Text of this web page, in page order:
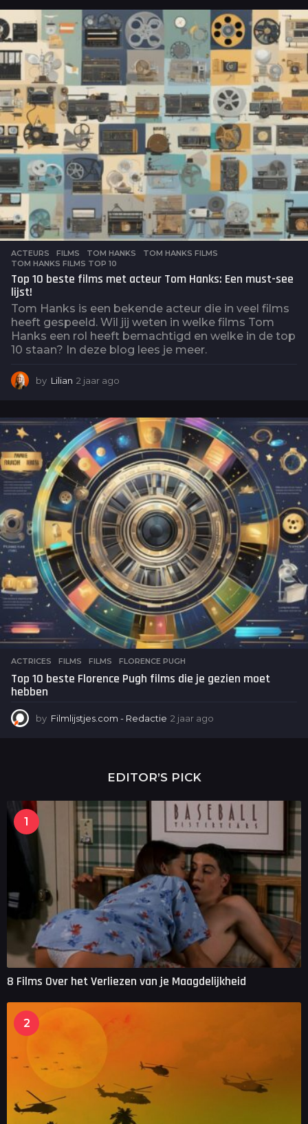
a
r
a
g
ACTEURS ,FILMS TOM HANKS ,TOM HANKS FILMS
TOM HANKS FILMS TOP 10
Top 10 beste films met acteur Tom Hanks: Een must-see
lijst!
Tom Hanks is een bekende acteur die in veel films
heeft gespeeld. Wil jij weten in welke films Tom
Hanks een rol heeft bemachtigd en welke in de top
10 staan? In deze blog lees je meer.
by Lilian 2 jaar ago
a
r
a
g
o
ACTRICES ,FILMS FILMS ,FLORENCE PUGH
Top 10 beste Florence Pugh films die je gezien moet
hebben
by Filmlijstjes.com - Redactie 2 jaar ago
EDITOR’S PICK
1
8 Films Over het Verliezen van je Maagdelijkheid
2